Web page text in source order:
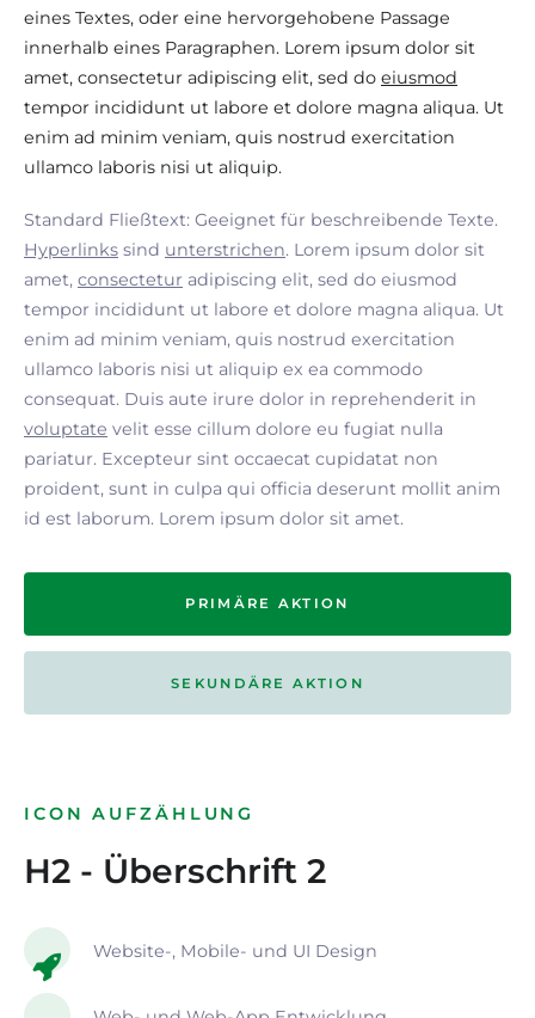
eines Textes, oder eine hervorgehobene Passage
innerhalb eines Paragraphen. Lorem ipsum dolor sit
amet, consectetur adipiscing elit, sed do eiusmod
tempor incididunt ut labore et dolore magna aliqua. Ut
enim ad minim veniam, quis nostrud exercitation
ullamco laboris nisi ut aliquip.
Standard Fließtext: Geeignet für beschreibende Texte.
Hyperlinks sind unterstrichen. Lorem ipsum dolor sit
amet, consectetur adipiscing elit, sed do eiusmod
tempor incididunt ut labore et dolore magna aliqua. Ut
enim ad minim veniam, quis nostrud exercitation
ullamco laboris nisi ut aliquip ex ea commodo
consequat. Duis aute irure dolor in reprehenderit in
voluptate velit esse cillum dolore eu fugiat nulla
pariatur. Excepteur sint occaecat cupidatat non
proident, sunt in culpa qui officia deserunt mollit anim
id est laborum. Lorem ipsum dolor sit amet.
PRIMÄRE AKTION
SEKUNDÄRE AKTION
ICON AUFZÄHLUNG
H2 - Überschrift 2
Website-, Mobile- und UI Design